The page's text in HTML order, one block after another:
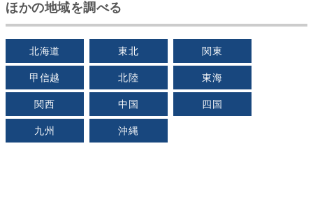
ほかの地域を調べる
北海道 東北 関東
甲信越 北陸 東海
関西 中国 四国
九州 沖縄